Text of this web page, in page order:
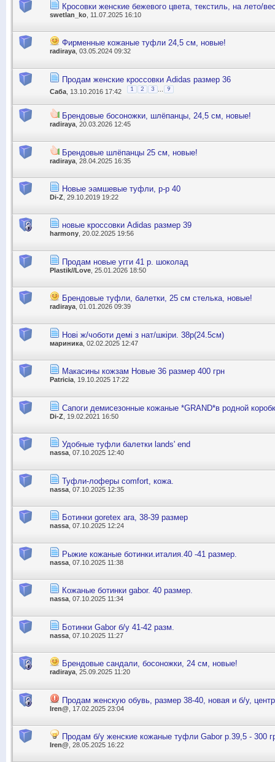
Кросовки женские бежевого цвета, текстиль, на лето/
swetlan_ko , 11.07.2025 16:10
Фирменные кожаные туфли 24,5 см, новые!
radiraya , 03.05.2024 09:32
Продам женские кроссовки Adidas размер 36
Саба , 13.10.2016 17:42 1 2 3 9
Брендовые босоножки, шлёпанцы, 24,5 см, новые!
radiraya , 20.03.2026 12:45
Брендовые шлёпанцы 25 см, новые!
radiraya , 28.04.2025 16:35
Новые эамшевые туфли, р-р 40
Di-Z , 29.10.2019 19:22
новые кроссовки Adidas размер 39
harmony, 20.02.2025 19:56
Продам новые угги 41 р. шоколад
Plastik//Love , 25.01.2026 18:50
Брендовые туфли, балетки, 25 см стелька, новые!
radiraya , 01.01.2026 09:39
Нові ж/чоботи демі з нат/шкіри. 38р(24.5см)
мариника , 02.02.2025 12:47
Макасины кожзам Новые 36 размер 400 грн
Patricia , 19.10.2025 17:22
Сапоги демисезонные кожаные *GRAND*в родной
Di-Z , 19.02.2021 16:50
Удобные туфли балетки lands' end
nassa , 07.10.2025 12:40
Туфли-лоферы comfort, кожа.
nassa , 07.10.2025 12:35
Ботинки goretex ara, 38-39 размер
nassa , 07.10.2025 12:24
Рыжие кожаные ботинки.италия.40 -41 размер.
nassa , 07.10.2025 11:38
Кожаные ботинки gabor. 40 размер.
nassa , 07.10.2025 11:34
Ботинки Gabor б/у 41-42 разм.
nassa , 07.10.2025 11:27
Брендовые сандали, босоножки, 24 см, новые!
radiraya , 25.09.2025 11:20
Продам женскую обувь, размер 38-40, новая и б/у, центр
Iren@ , 17.02.2025 23:04
Продам б/у женские кожаные туфли Gabor р.39,5 - 300
Iren@ , 28.05.2025 16:22